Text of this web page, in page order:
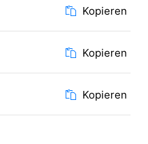
Kopieren
Kopieren
Kopieren